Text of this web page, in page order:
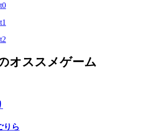
オススメゲーム
りら